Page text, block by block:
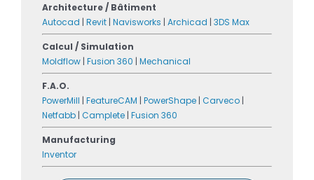
Architecture / Bâtiment
Autocad | Revit | Navisworks | Archicad | 3DS Max
Calcul / Simulation
Moldflow | Fusion 360 | Mechanical
F.A.O.
PowerMill | FeatureCAM | PowerShape | Carveco |
Netfabb | Camplete | Fusion 360
Manufacturing
Inventor